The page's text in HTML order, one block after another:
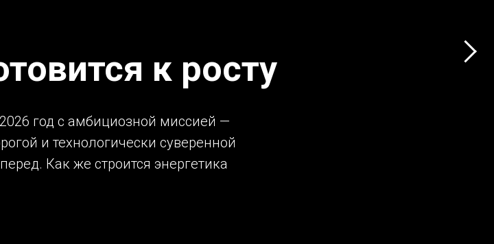
к росту
год с амбициозной миссией —
и технологически суверенной
Как же строится энергетика